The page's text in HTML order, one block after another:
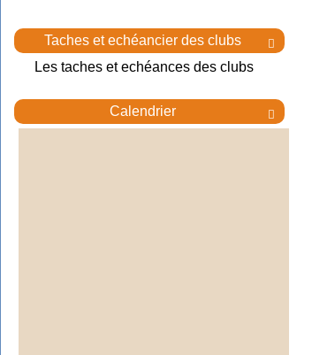

Taches et echéancier des clubs
Les taches et echéances des clubs

Calendrier